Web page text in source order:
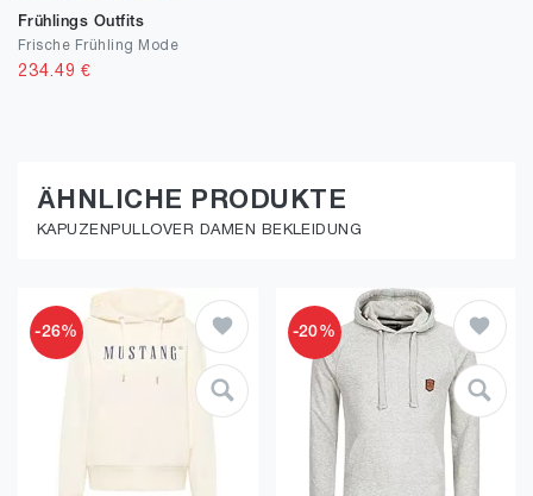
Frühlings Outfits
Frische Frühling Mode
234.49 €
ÄHNLICHE PRODUKTE
KAPUZENPULLOVER DAMEN BEKLEIDUNG
-26% -20%